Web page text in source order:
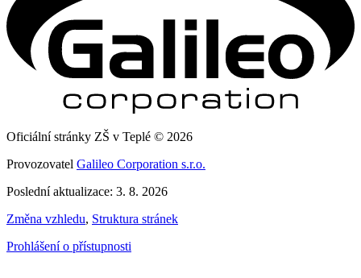
Oficiální stránky ZŠ v Teplé © 2026
Provozovatel Galileo Corporation s.r.o.
Poslední aktualizace: 3. 8. 2026
Změna vzhledu, Struktura stránek
Prohlášení o přístupnosti